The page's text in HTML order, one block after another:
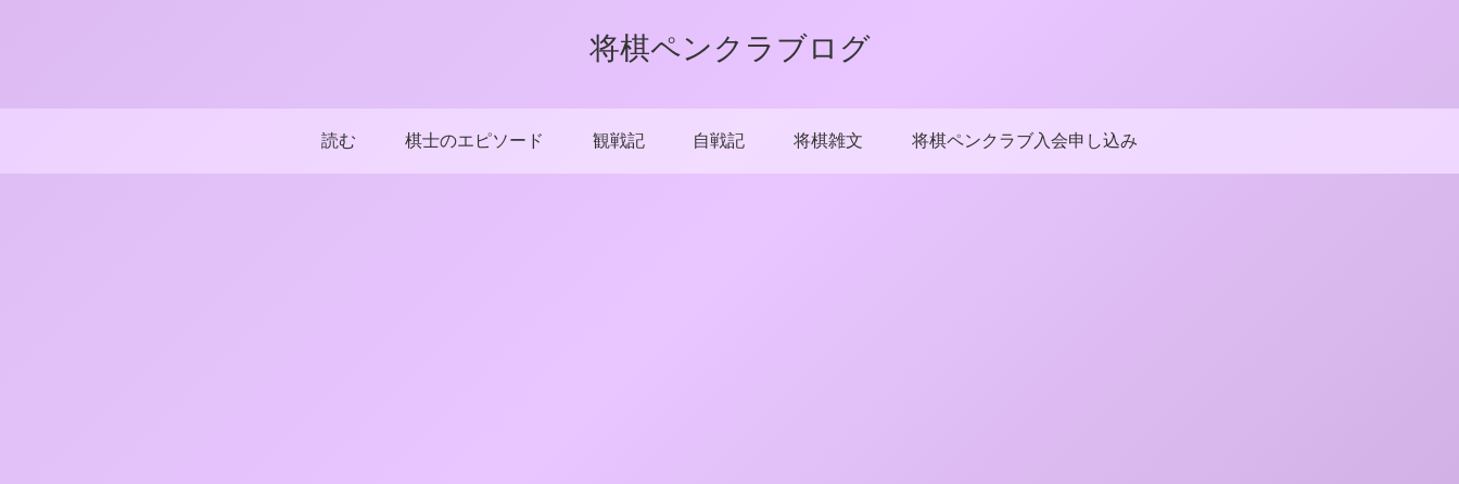
将棋ペンクラブログ
読む 棋士のエピソード 観戦記 自戦記 将棋雑文 将棋ペンクラブ入会申し込み